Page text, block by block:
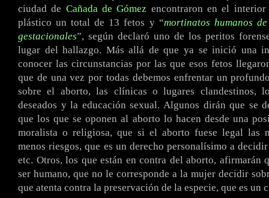
ciudad de Cañada de Gómez encontraron en el
plástico un total de 13 fetos y “mortinatos humanos
gestacionales”, según declaró uno de los peritos
lugar del hallazgo. Más allá de que ya se inició una
conocer las circunstancias por las que esos fetos
que de una vez por todas debemos enfrentar un
sobre el aborto, las clínicas o lugares clandestinos,
deseados y la educación sexual. Algunos dirán que se
que los que se oponen al aborto lo hacen desde una
moralista o religiosa, que si el aborto fuese legal las
menos riesgos, que es un derecho personalísimo a
etc. Otros, los que están en contra del aborto, afirmarán
ser humano, que no le corresponde a la mujer decidir
que atenta contra la preservación de la especie, que es un